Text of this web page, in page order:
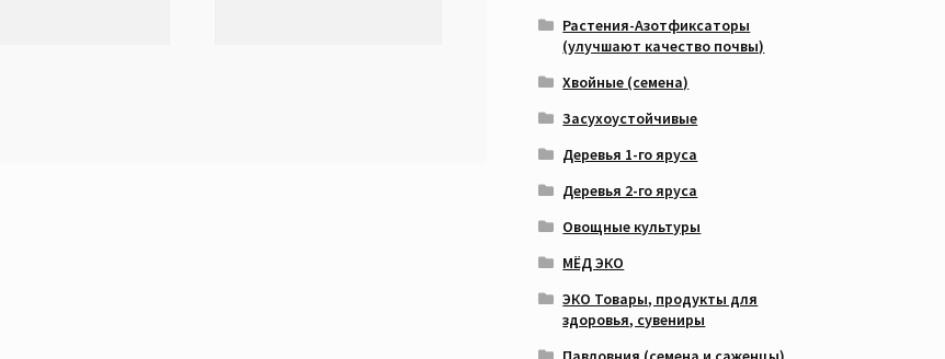
Растения-Азотфиксаторы
(улучшают качество почвы)
Хвойные (семена)
Засухоустойчивые
Деревья 1-го яруса
Деревья 2-го яруса
Овощные культуры
МЁД ЭКО
ЭКО Товары, продукты для
здоровья, сувениры